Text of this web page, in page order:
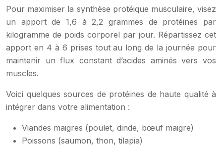
Pour maximiser la synthèse protéique musculaire, visez
un apport de 1,6 à 2,2 grammes de protéines par
kilogramme de poids corporel par jour. Répartissez cet
apport en 4 à 6 prises tout au long de la journée pour
maintenir un flux constant d’acides aminés vers vos
muscles.
Voici quelques sources de protéines de haute qualité à
intégrer dans votre alimentation :
Viandes maigres (poulet, dinde, bœuf maigre)
Poissons (saumon, thon, tilapia)